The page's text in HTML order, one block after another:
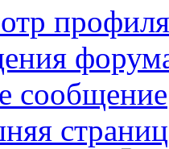
профиля
сообщение